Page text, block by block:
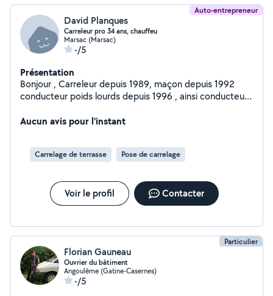
Auto-entrepreneur
David Planques
Carreleur pro 34 ans, chauffeu
Marsac (Marsac)
-/5
Présentation
Bonjour , Carreleur depuis 1989, maçon depuis 1992
conducteur poids lourds depuis 1996 , ainsi conducteur
du bâtiment constructeur de véhicules de loisirs
permaculture autonomie (autonomie pour une liberté
alimentaire) ainsi qu'en autonomie énergétique (
restitution progressive)) a moindre coût
Aucun avis pour l'instant
Carrelage de terrasse Pose de carrelage
Voir le profil Contacter
Particulier
Florian Gauneau
Ouvrier du bâtiment
Angoulême (Gatine-Casernes)
-/5